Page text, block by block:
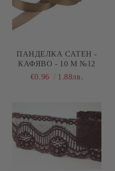
ПАНДЕЛКА САТЕН -
КАФЯВО - 10 М №12
€0.96
1.88лв.